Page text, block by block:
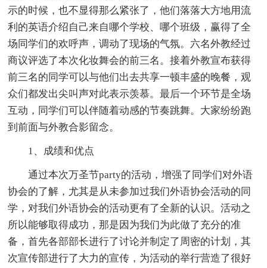
示的时候，也不显得那么紧张了，他们落落大方地用流
利的英语介绍自己来自哪个学校、哪个班级，赢得了全
场同学们的欢呼声，调动了现场的气氛。六名外教经过
商议评选了本次化妆舞会的前三名。接着外教宣布获得
前三名的同学可以与他们出去共享一顿丰盛的晚餐，观
众们都发出尖叫声对此表示羡慕。最后一个环节是全场
互动，同学们可以伴随着动感的节奏跳舞。大家纷纷跑
到前面与外教合影留念。
1、成绩和优点
通过本次万圣节party的活动，增强了同学们对外语
协会的了解，尤其是从未参加过我们外语协会活动的同
学，对我们外语协会的活动更有了全新的认识。活动之
所以能够取得成功，那是因为我们为此做了充分的准
备，首先各部部长进行了讨论并制定了周密的计划，其
次宣传部进行了大力的宣传，为活动的举行营造了很好